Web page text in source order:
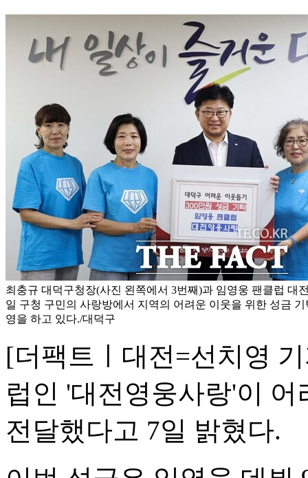
최충규 대덕구청장(사진 왼쪽에서 3번째)과 임영웅 팬클럽 대
일 구청 구민의 사랑방에서 지역의 어려운 이웃을 위한 성금
영을 하고 있다./대덕구
[더팩트ㅣ대전=선치영
럽인 '대전영웅사랑'이
전달했다고 7일 밝혔다.